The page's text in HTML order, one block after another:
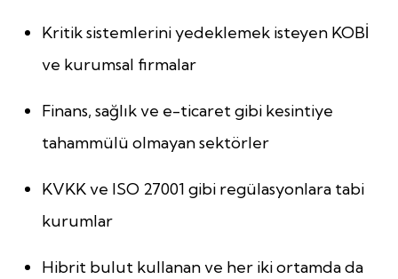
Kritik sistemlerini yedeklemek isteyen KOBİ
ve kurumsal firmalar
Finans, sağlık ve e-ticaret gibi kesintiye
tahammülü olmayan sektörler
KVKK ve ISO 27001 gibi regülasyonlara tabi
kurumlar
Hibrit bulut kullanan ve her iki ortamda da